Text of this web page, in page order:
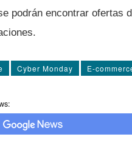
podrán encontrar ofertas
Cyber Monday E-